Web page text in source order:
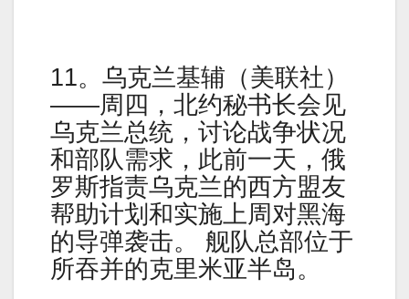
11。乌克兰基辅（美联社）
——周四，北约秘书长会见
乌克兰总统，讨论战争状况
和部队需求，此前一天，俄
罗斯指责乌克兰的西方盟友
帮助计划和实施上周对黑海
的导弹袭击。 舰队总部位于
所吞并的克里米亚半岛。